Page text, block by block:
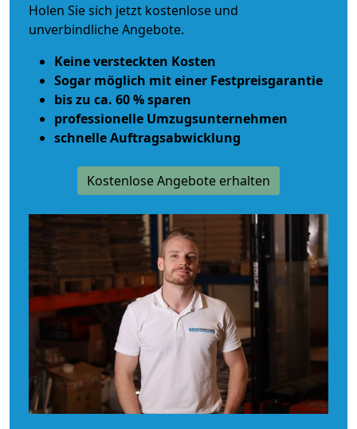
Holen Sie sich jetzt kostenlose und
unverbindliche Angebote.
Keine versteckten Kosten
Sogar möglich mit einer Festpreisgarantie
bis zu ca. 60 % sparen
professionelle Umzugsunternehmen
schnelle Auftragsabwicklung
Kostenlose Angebote erhalten